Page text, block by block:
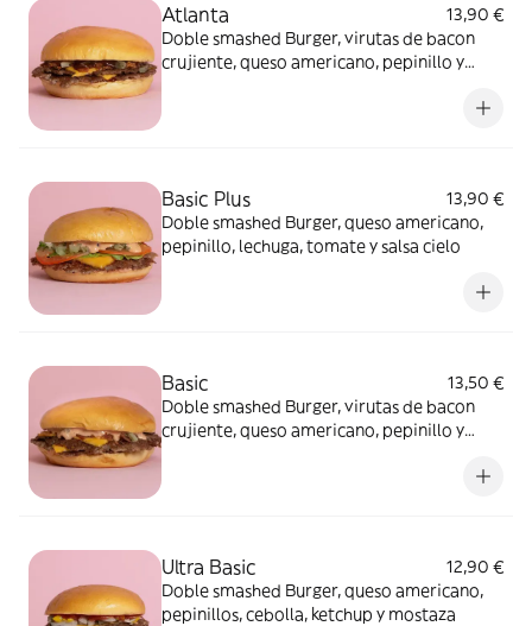
Atlanta
13,90 €
Doble smashed Burger, virutas de bacon
crujiente, queso americano, pepinillo y
Basic Plus
13,90 €
Doble smashed Burger, queso americano,
pepinillo, lechuga, tomate y salsa cielo
Basic
13,50 €
Doble smashed Burger, virutas de bacon
crujiente, queso americano, pepinillo y
Ultra Basic
12,90 €
Doble smashed Burger, queso americano,
pepinillos, cebolla, ketchup y mostaza